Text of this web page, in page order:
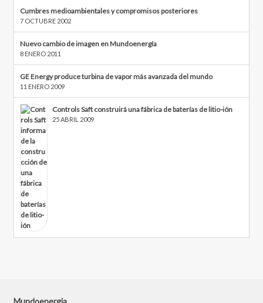
Cumbres medioambientales y compromisos posteriores
7 OCTUBRE 2002
Nuevo cambio de imagen en Mundoenergía
8 ENERO 2011
GE Energy produce turbina de vapor más avanzada del mundo
11 ENERO 2009
Controls Saft construirá una fábrica de baterías de litio-ión
25 ABRIL 2009
Mundoenergia